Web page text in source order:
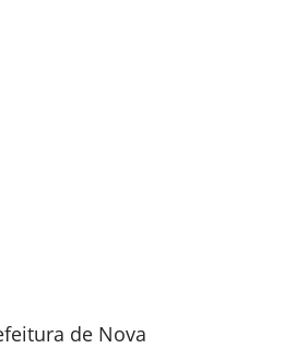
de Nova